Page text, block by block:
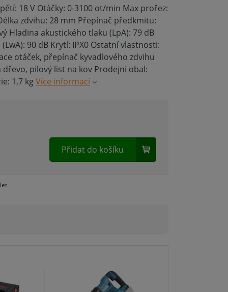
18 V Otáčky: 0-3100 ot/min Max prořez:
zdvihu: 28 mm Přepínač předkmitu:
Hladina akustického tlaku (LpA): 79 dB
90 dB Krytí: IPX0 Ostatní vlastnosti:
otáček, přepínač kyvadlového zdvihu
pilový list na kov Prodejni obal:
1,7 kgVíce informací
Přidat do košíku